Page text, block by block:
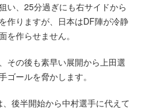
い、25分過ぎにも右サイドから
作りますが、日本はDF陣が冷静
を作らせません。
その後も素早い展開から上田選
ゴールを脅かします。
後半開始から中村選手に代えて